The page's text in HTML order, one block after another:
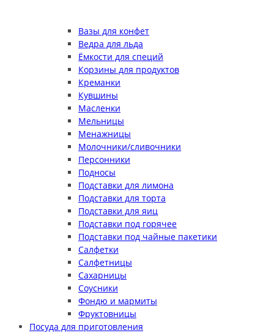
Вазы для конфет
Ведра для льда
Ёмкости для специй
Корзины для продуктов
Креманки
Кувшины
Масленки
Мельницы
Менажницы
Молочники/сливочники
Персонники
Подносы
Подставки для лимона
Подставки для торта
Подставки для яиц
Подставки под горячее
Подставки под чайные пакетики
Салфетки
Салфетницы
Сахарницы
Соусники
Фондю и мармиты
Фруктовницы
Посуда для приготовления